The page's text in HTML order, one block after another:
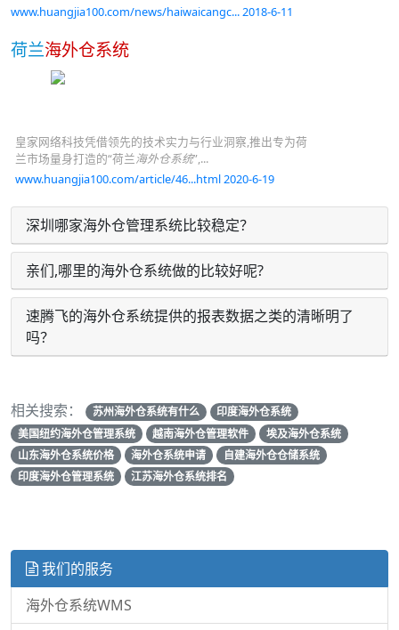
www.huangjia100.com/news/haiwaicangc... 2018-6-11
荷兰海外仓系统
皇家网络科技凭借领先的技术实力与行业洞察,推出专为荷
兰市场量身打造的“荷兰海外仓系统”,...
www.huangjia100.com/article/46...html 2020-6-19
深圳哪家海外仓管理系统比较稳定？
亲们,哪里的海外仓系统做的比较好呢?
速腾飞的海外仓系统提供的报表数据之类的清晰明了
吗？
相关搜索： 苏州海外仓系统有什么
印度海外仓系统
美国纽约海外仓管理系统
越南海外仓管理软件
埃及海外仓系统
山东海外仓系统价格
海外仓系统申请
自建海外仓仓储系统
印度海外仓管理系统
江苏海外仓系统排名
我们的服务
海外仓系统WMS